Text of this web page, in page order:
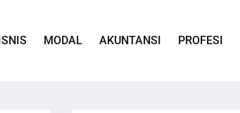
MODAL AKUNTANSI PROFESI